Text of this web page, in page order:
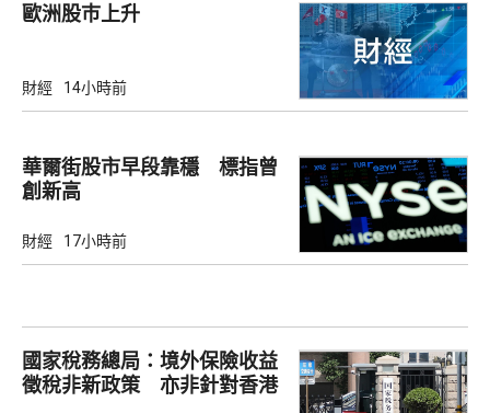
歐洲股巿上升
財經 14小時前
華爾街股市早段靠穩 標指曾
創新高
財經 17小時前
國家稅務總局：境外保險收益
徵稅非新政策 亦非針對香港